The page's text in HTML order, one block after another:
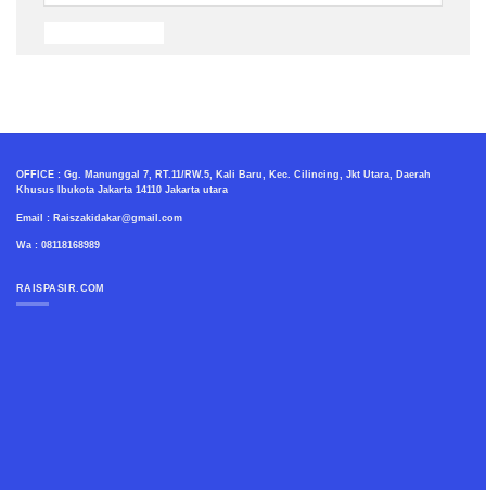
OFFICE : Gg. Manunggal 7, RT.11/RW.5, Kali Baru, Kec. Cilincing, Jkt Utara, Daerah
Khusus Ibukota Jakarta 14110 Jakarta utara
Email : Raiszakidakar@gmail.com
Wa : 08118168989
RAISPASIR.COM